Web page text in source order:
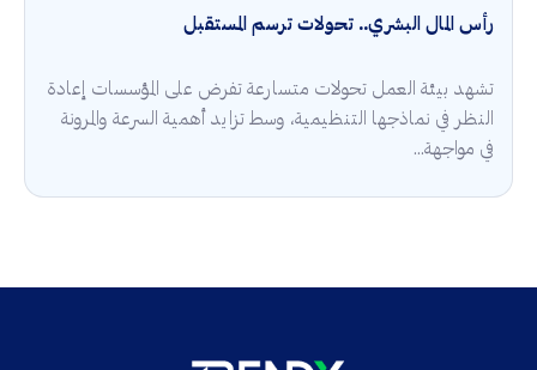
رأس المال البشري.. تحولات ترسم المستقبل
تشهد بيئة العمل تحولات متسارعة تفرض على المؤسسات إعادة
النظر في نماذجها التنظيمية، وسط تزايد أهمية السرعة والمرونة
في مواجهة...